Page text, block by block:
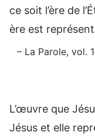
ce soit l’ère de
ère est
– La Parole, vol.
L’œuvre que
Jésus et elle